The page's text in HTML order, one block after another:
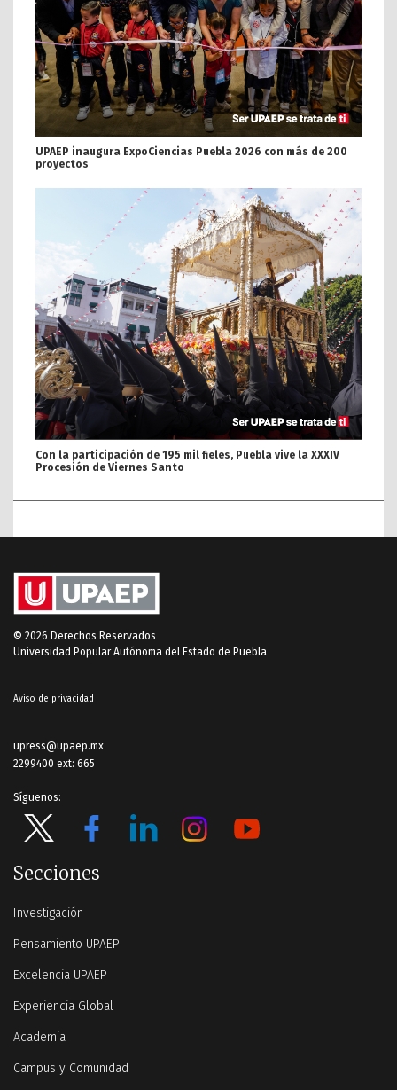
UPAEP inaugura ExpoCiencias Puebla 2026 con más de 200
proyectos
Con la participación de 195 mil fieles, Puebla vive la XXXIV
Procesión de Viernes Santo
© 2026 Derechos Reservados
Universidad Popular Autónoma del Estado de Puebla
Aviso de privacidad
upress@upaep.mx
2299400 ext: 665
Síguenos:
Secciones
Investigación
Pensamiento UPAEP
Excelencia UPAEP
Experiencia Global
Academia
Campus y Comunidad